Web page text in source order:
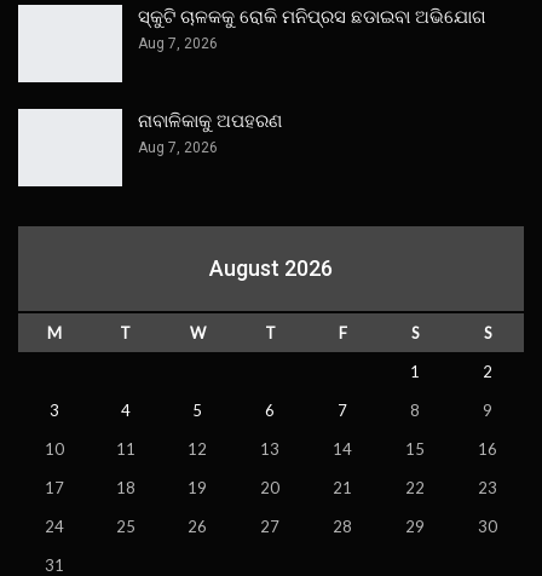
ସ୍କୁଟି ଚାଳକକୁ ରୋକି ମନିପ୍ରସ ଛଡାଇବା ଅଭିଯୋଗ
Aug 7, 2026
ନାବାଳିକାକୁ ଅପହରଣ
Aug 7, 2026
August 2026
M T W T F S
S
1
2
3
4 5 6 7 8
9
10
11 12 13 14 15
16
17
18 19 20 21 22
23
24
25 26 27 28 29
30
31